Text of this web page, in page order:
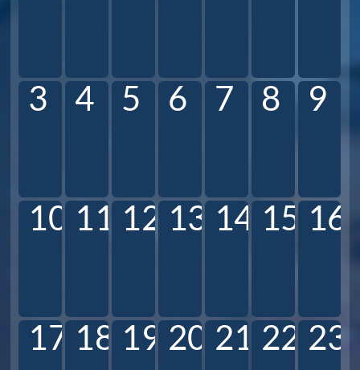
3 4 5 6 7 8 9
10 11 12 13 14 15 16
17 18 19 20 21 22 23